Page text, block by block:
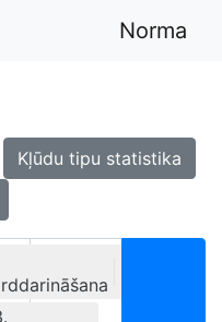
Norma
Kļūdu tipu statistika
Ekskluzīvi